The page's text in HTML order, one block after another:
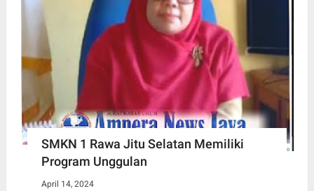
SMKN 1 Rawa Jitu Selatan Memiliki
Program Unggulan
April 14, 2024